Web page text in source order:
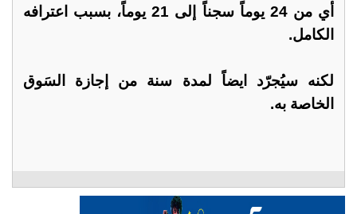
أي من 24 يوماً سجناً إلى 21 يوماً، بسبب اعترافه
الكامل.
لكنه سيُجرّد ايضاً لمدة سنة من إجازة السَوق
الخاصة به.